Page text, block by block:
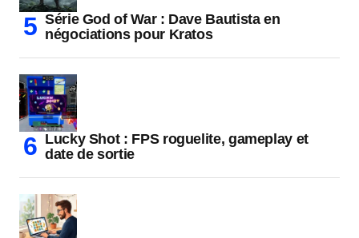
Série God of War : Dave Bautista en
négociations pour Kratos
Lucky Shot : FPS roguelite, gameplay et
date de sortie